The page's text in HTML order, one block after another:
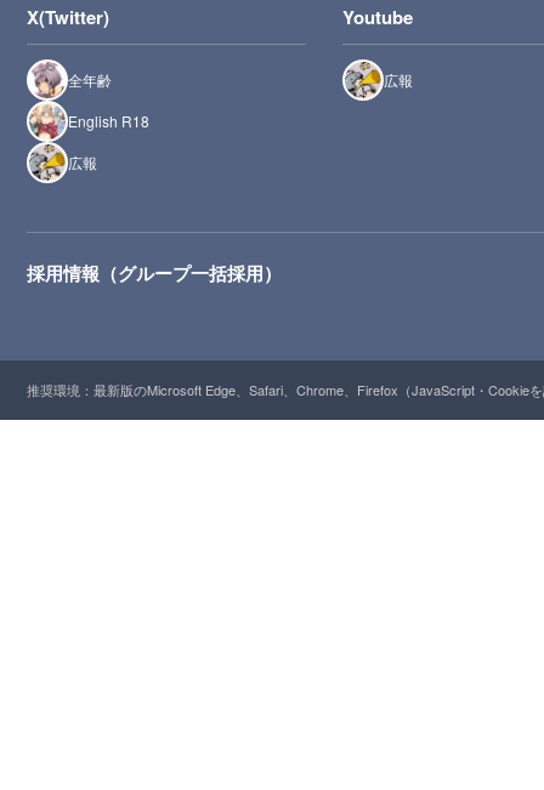
X(Twitter)
全年齢
English R18
広報
Youtube
広報
採用情報（グループ一括採用）
推奨環境：最新版のMicrosoft Edge、Safari、Chrome、Firefox（JavaScript・Cookie